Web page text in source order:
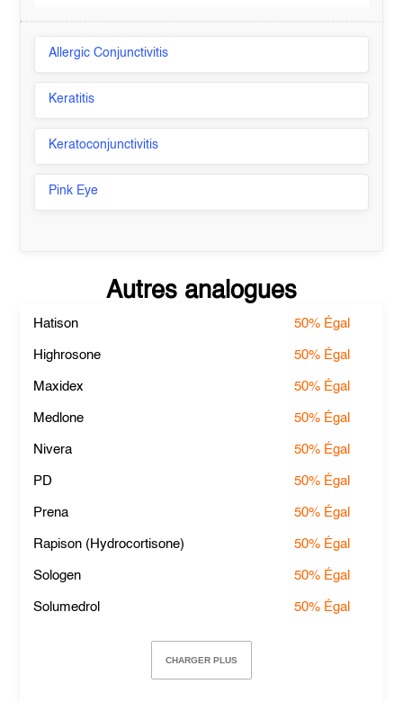
Allergic Conjunctivitis
Keratitis
Keratoconjunctivitis
Pink Eye
Autres analogues
Hatison 50% Égal
Highrosone 50% Égal
Maxidex 50% Égal
Medlone 50% Égal
Nivera 50% Égal
PD 50% Égal
Prena 50% Égal
Rapison (Hydrocortisone) 50% Égal
Sologen 50% Égal
Solumedrol 50% Égal
CHARGER PLUS